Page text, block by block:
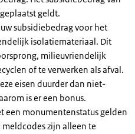
geldt.
subsidiebedrag voor het
isolatiemateriaal. Dit
milieuvriendelijk
of te verwerken als afval.
eisen duurder dan niet-
is er een bonus.
een monumentenstatus gelden
zijn alleen te